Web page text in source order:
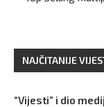
NAJČITANIJE
“Vijesti” i dio